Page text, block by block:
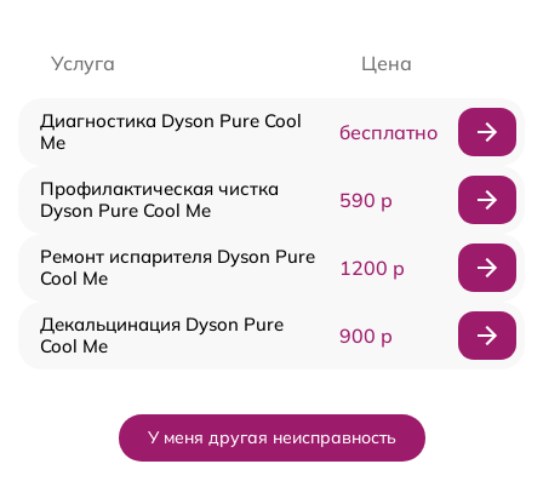
Услуга Цена
Диагностика Dyson Pure Cool
Me
бесплатно
Профилактическая чистка
Dyson Pure Cool Me
590 р
Ремонт испарителя Dyson Pure
Cool Me
1200 р
Декальцинация Dyson Pure
Cool Me
900 р
У меня другая неисправность